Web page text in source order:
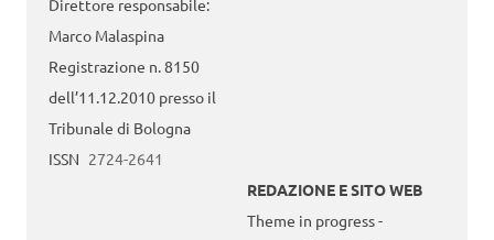
Direttore responsabile:
Marco Malaspina
Registrazione n. 8150
dell’11.12.2010 presso il
Tribunale di Bologna
ISSN 2724-2641
REDAZIONE E SITO WEB
Theme in progress -